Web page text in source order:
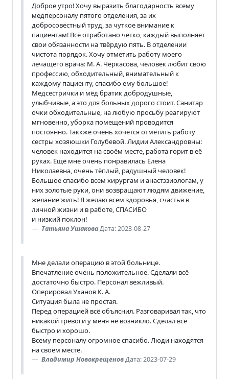
Доброе утро! Хочу выразить благодарность всему
медперсоналу пятого отделения, за их
добросовестный труд, за чуткое внимание к
пациентам! Всё отработано чётко, каждый выполняет
свои обязанности на твёрдую пять. В отделении
чистота порядок. Хочу отметить работу моего
лечащего врача: М. А. Черкасова, человек любит свою
профессию, обходительный, внимательный к
каждому пациенту, спасибо ему большое!
Медсестрички и мёд братик добродушные,
улыбчивые, а это для больных дорого стоит. Санитар
очки обходительные, на любую просьбу реагируют
мгновенно, уборка помещений проводится
постоянно. Таккже очень хочется отметить работу
сестры хозяюшки Голубевой. Лидии Александровны:
человек находится на своём месте, работа горит в её
руках. Ещё мне очень понравилась Елена
Николаевна, очень тёплый, радушный человек!
Большое спасибо всем хирургам и анастэзиологам, у
них золотые руки, они возвращают людям движение,
желание жить! Я желаю всем здоровья, счастья в
личной жизни и в работе, СПАСИБО
и низкий поклон!
Татьяна УшаковаДата: 2023-08-27
Мне делали операцию в этой больнице.
Впечатление очень положительное. Сделали всё
достаточно быстро. Персонал вежливый.
Оперировал Уханов К. А.
Ситуация была не простая.
Перед операцией всё объяснил. Разговаривал так, что
никакой тревоги у меня не возникло. Сделал всё
быстро и хорошо.
Всему персоналу огромное спасибо. Люди находятся
на своём месте.
Владимир НовокрещеновДата: 2023-07-29